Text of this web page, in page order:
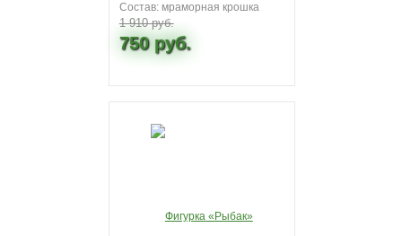
Состав: мраморная крошка
1 910 руб.
750 руб.